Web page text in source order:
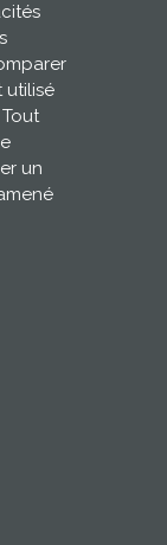
utilisé
un